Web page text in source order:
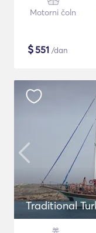
Motorni čoln
$551 /dan